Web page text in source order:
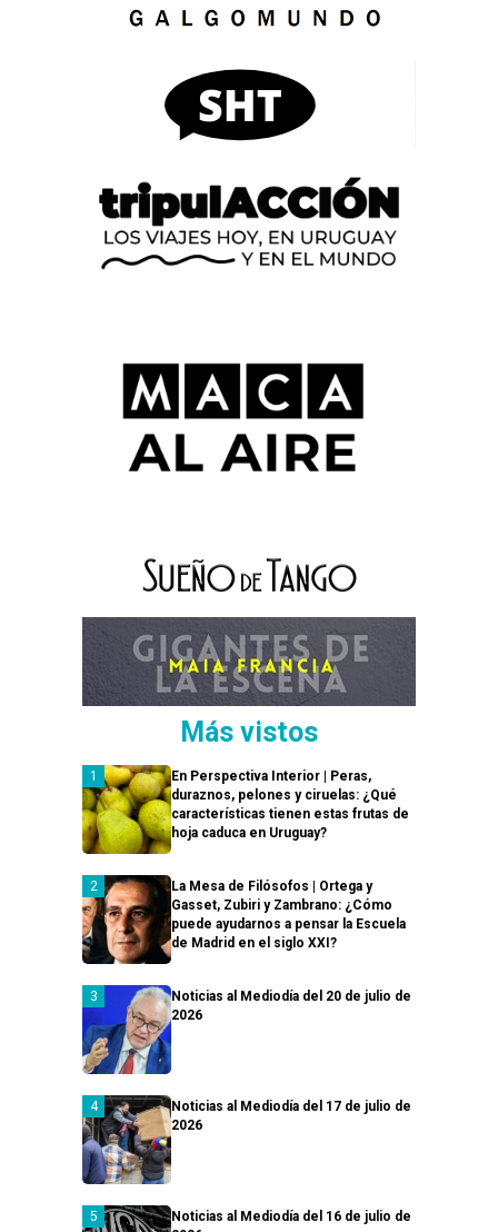
Más vistos
En Perspectiva Interior | Peras,
duraznos, pelones y ciruelas: ¿Qué
características tienen estas frutas de
hoja caduca en Uruguay?
La Mesa de Filósofos | Ortega y
Gasset, Zubiri y Zambrano: ¿Cómo
puede ayudarnos a pensar la Escuela
de Madrid en el siglo XXI?
Noticias al Mediodía del 20 de julio de
2026
Noticias al Mediodía del 17 de julio de
2026
Noticias al Mediodía del 16 de julio de